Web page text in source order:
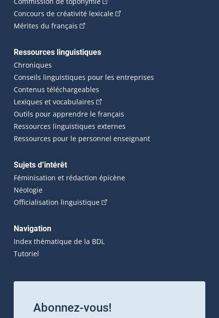
Concours de créativité lexicale(Cet hyperlien externe
Mérites du français (Cet hyperlien externe s'ouvrira dans une
Ressources linguistiques
Chroniques
Conseils linguistiques pour les entreprises
Contenus téléchargeables
Lexiques et vocabulaires (Cet hyperlien externe s'ouvrira
Outils pour apprendre le français
Ressources linguistiques externes
Ressources pour le personnel enseignant
Sujets d’intérêt
Féminisation et rédaction épicène
Néologie
Officialisation linguistique(Cet hyperlien externe s'ouvrira
Navigation
Index thématique de la BDL
Tutoriel
Abonnez-vous!